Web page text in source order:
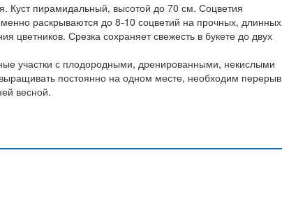
Куст пирамидальный, высотой до 70 см. Соцветия
раскрываются до 8-10 соцветий на прочных, длинных
цветников. Срезка сохраняет свежесть в букете до двух
участки с плодородными, дренированными, некислыми
постоянно на одном месте, необходим перерыв
весной.